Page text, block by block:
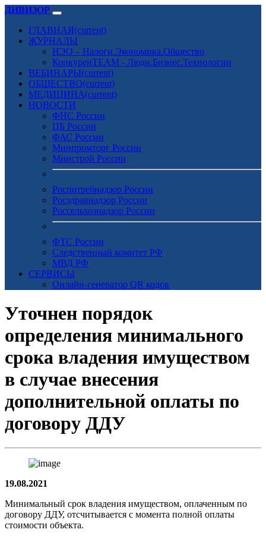
ДИВИЗОР
ГЛАВНАЯ(current)
ЖУРНАЛЫ
НЭО – Налоги.Экономика.Общество
КонкуренTEAM - Люди.Бизнес.Технологии
ВЕБИНАРЫ(current)
ОБЩЕСТВО(current)
МЕДИЦИНА(current)
НОВОСТИ
ФНС России
ЦБ России
ФАС России
Минпромторг России
Минстрой России
Роспотребнадзор России
Росздравнадзор России
Россельхознадзор России
ФТС России
Следственный комитет РФ
МВД РФ
СЕРВИСЫ
Онлайн-генератор QR кодов
Уточнен порядок
определения минимального
срока владения имуществом
в случае внесения
дополнительной оплаты по
договору ДДУ
19.08.2021
Минимальный срок владения имуществом, оплаченным по
договору ДДУ, отсчитывается с момента полной оплаты
стоимости объекта.